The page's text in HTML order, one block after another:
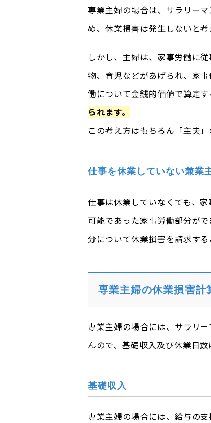
専業主婦の場合は、サラリー
め、休業損害は発生しないと
しかし、主婦は、家事労働に
物、育児などがあげられ、家
働について金銭的価値で算定す
られます。
この考え方はもちろん「主夫」
仕事を休業していない兼業
仕事は休業していなくても、
可能であった家事労働部分が
分について休業損害を請求する
専業主婦の休業損害計
専業主婦の場合には、サラリ
んので、基礎収入及び休業日
基礎収入
専業主婦の場合には、給与の